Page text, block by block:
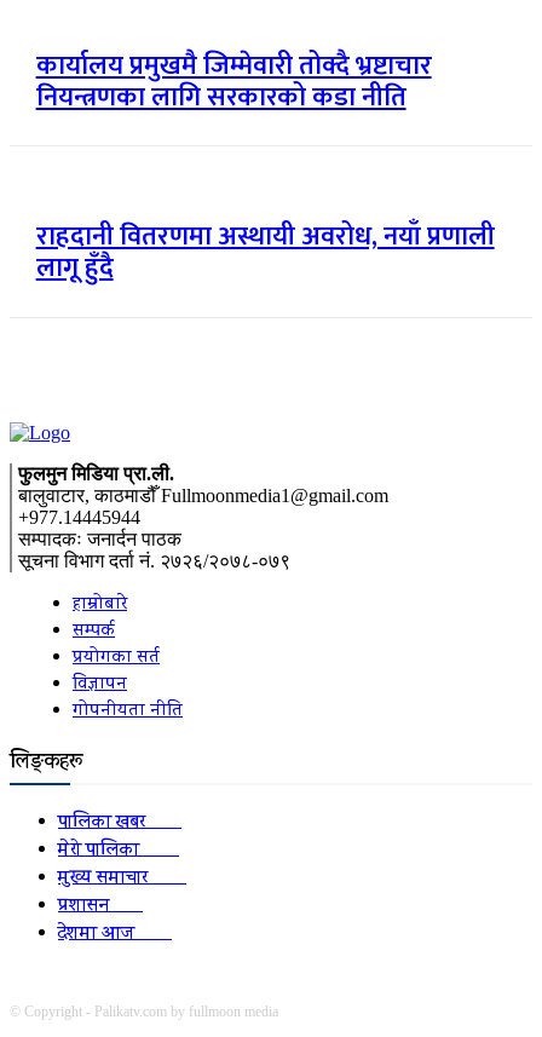
कार्यालय प्रमुखमै जिम्मेवारी तोक्दै भ्रष्टाचार
नियन्त्रणका लागि सरकारको कडा नीति
राहदानी वितरणमा अस्थायी अवरोध, नयाँ प्रणाली
लागू हुँदै
फुलमुन मिडिया प्रा.ली.
बालुवाटार, काठमाडौँ Fullmoonmedia1@gmail.com
+977.14445944
सम्पादकः जनार्दन पाठक
सूचना विभाग दर्ता नं. २७२६/२०७८-०७९
हाम्रोबारे
सम्पर्क
प्रयोगका सर्त
विज्ञापन
गोपनीयता नीति
लिङ्कहरू
पालिका खबर2152
मेरो पालिका2078
मुख्य समाचार2010
प्रशासन1341
देशमा आज1278
© Copyright - Palikatv.com by fullmoon media